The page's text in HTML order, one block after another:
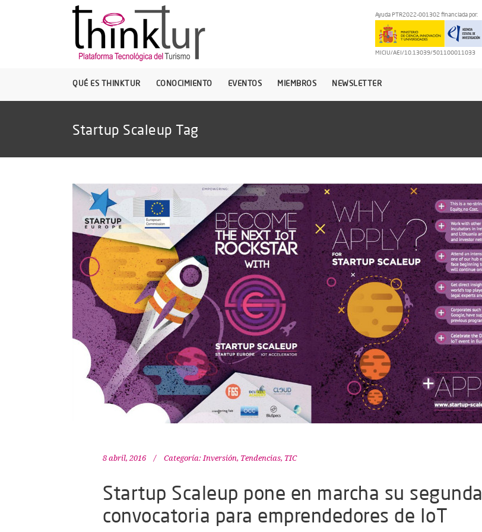
Ayuda PTR2022-001302 financiada por:
MICIU/AEI/10.13039/501100011033
QUÉ ES THINKTUR CONOCIMIENTO EVENTOS MIEMBROS NEWSLETTER
Startup Scaleup Tag
8 abril, 2016 Categoría: Inversión, Tendencias, TIC
Startup Scaleup pone en marcha su segunda
convocatoria para emprendedores de IoT